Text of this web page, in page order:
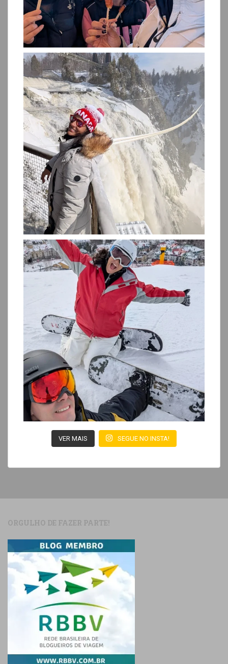
VER MAIS SEGUE NO INSTA!
ORGULHO DE FAZER PARTE!